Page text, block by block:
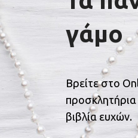
γάμο
Βρείτε στο
προσκλητήρια
βιβλία ευχών.